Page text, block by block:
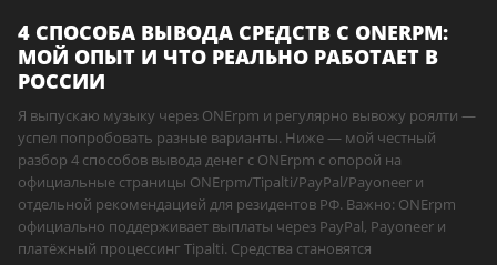
4 СПОСОБА ВЫВОДА СРЕДСТВ С ONERPM:
МОЙ ОПЫТ И ЧТО РЕАЛЬНО РАБОТАЕТ В
РОССИИ
Я выпускаю музыку через ONErpm и регулярно вывожу роялти —
успел попробовать разные варианты. Ниже — мой честный
разбор 4 способов вывода денег с ONErpm с опорой на
официальные страницы ONErpm/Tipalti/PayPal/Payoneer и
отдельной рекомендацией для резидентов РФ. Важно: ONErpm
официально поддерживает выплаты через PayPal, Payoneer и
платёжный процессинг Tipalti. Средства становятся